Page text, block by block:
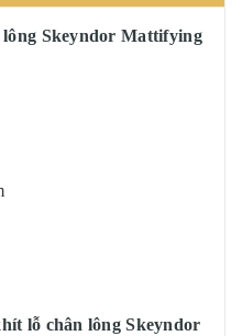
Skeyndor Mattifying
lỗ chân lông Skeyndor